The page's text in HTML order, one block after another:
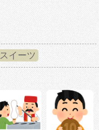
スイーツ